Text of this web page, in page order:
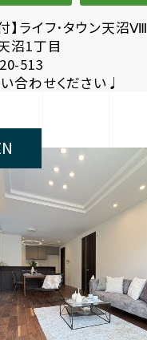
】ライフ･タウン天沼Ⅷ
沼1丁目
513
合わせください♩